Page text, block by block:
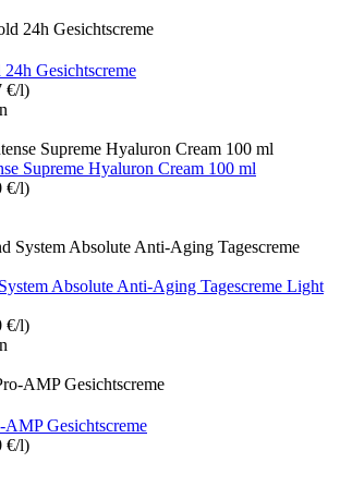
Gesichtscreme
€/l)
Supreme Hyaluron Cream 100 ml
€/l)
Absolute Anti-Aging Tagescreme Light
€/l)
Gesichtscreme
€/l)